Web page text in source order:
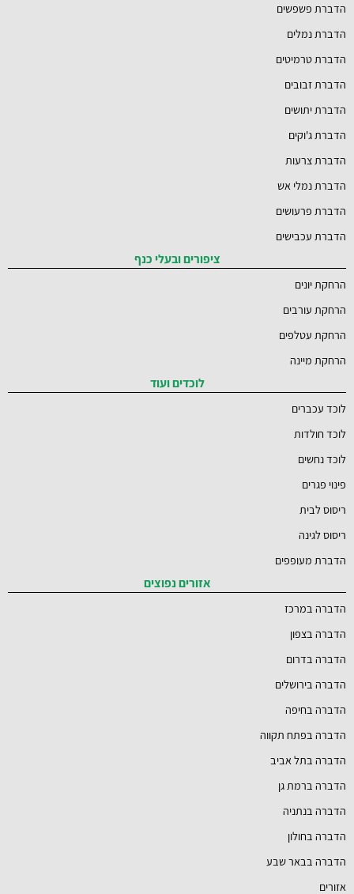
הדברת פשפשים
הדברת נמלים
הדברת טרמיטים
הדברת זבובים
הדברת יתושים
הדברת ג'וקים
הדברת צרעות
הדברת נמלי אש
הדברת פרעושים
הדברת עכבישים
ציפורים ובעלי כנף
הרחקת יונים
הרחקת עורבים
הרחקת עטלפים
הרחקת מיינה
לוכדים ועוד
לוכד עכברים
לוכד חולדות
לוכד נחשים
פינוי פגרים
ריסוס לבית
ריסוס לגינה
הדברת מעופפים
אזורים נפוצים
הדברה במרכז
הדברה בצפון
הדברה בדרום
הדברה בירושלים
הדברה בחיפה
הדברה בפתח תקווה
הדברה בתל אביב
הדברה ברמת גן
הדברה בנתניה
הדברה בחולון
הדברה בבאר שבע
אזורים